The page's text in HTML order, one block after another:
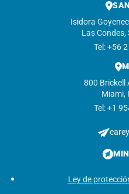
Isidora
Las Condes,
Tel: +56
800 Brickell
Miami,
Tel: +1
Ley de